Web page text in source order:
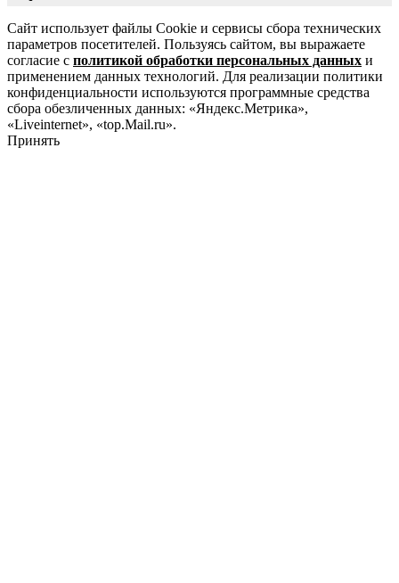
Сайт использует файлы Cookie и сервисы сбора технических
параметров посетителей. Пользуясь сайтом, вы выражаете
согласие с политикой обработки персональных данных и
применением данных технологий. Для реализации политики
конфиденциальности используются программные средства
сбора обезличенных данных: «Яндекс.Метрика»,
«Liveinternet», «top.Mail.ru».
Принять